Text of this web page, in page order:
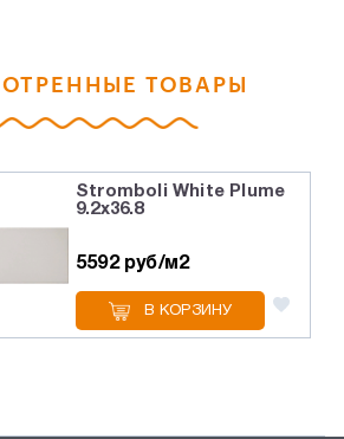
ТОВАРЫ
Stromboli White Plume
9.2x36.8
5592 руб/м2
В КОРЗИНУ